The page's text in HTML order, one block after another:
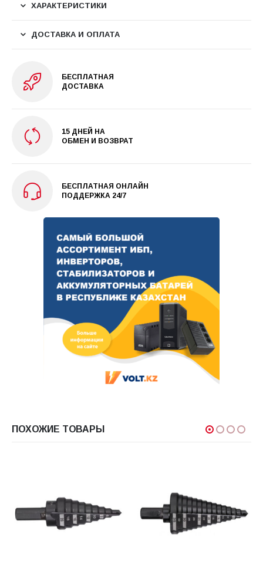
ХАРАКТЕРИСТИКИ
ДОСТАВКА И ОПЛАТА
БЕСПЛАТНАЯ
ДОСТАВКА
15 ДНЕЙ НА
ОБМЕН И ВОЗВРАТ
БЕСПЛАТНАЯ ОНЛАЙН
ПОДДЕРЖКА 24/7
ПОХОЖИЕ ТОВАРЫ